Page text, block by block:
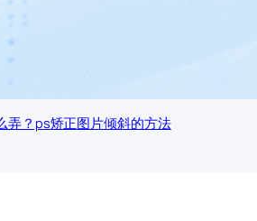
弄？ps矫正图片倾斜的方法